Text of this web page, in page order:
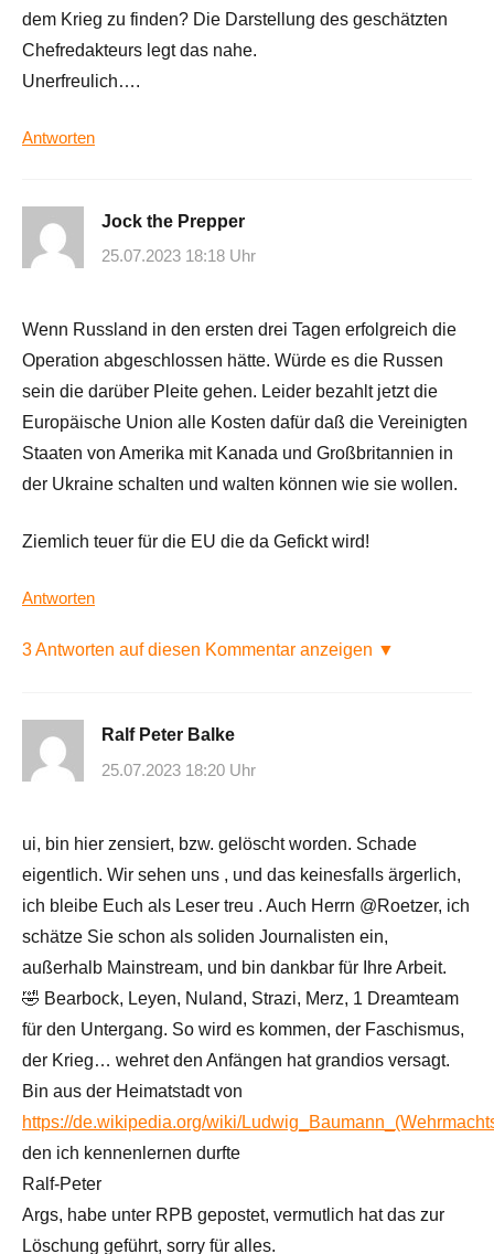
dem Krieg zu finden? Die Darstellung des geschätzten
Chefredakteurs legt das nahe.
Unerfreulich….
Antworten
Jock the Prepper
25.07.2023 18:18 Uhr
Wenn Russland in den ersten drei Tagen erfolgreich die
Operation abgeschlossen hätte. Würde es die Russen
sein die darüber Pleite gehen. Leider bezahlt jetzt die
Europäische Union alle Kosten dafür daß die Vereinigten
Staaten von Amerika mit Kanada und Großbritannien in
der Ukraine schalten und walten können wie sie wollen.
Ziemlich teuer für die EU die da Gefickt wird!
Antworten
3 Antworten auf diesen Kommentar anzeigen ▼
Ralf Peter Balke
25.07.2023 18:20 Uhr
ui, bin hier zensiert, bzw. gelöscht worden. Schade
eigentlich. Wir sehen uns , und das keinesfalls ärgerlich,
ich bleibe Euch als Leser treu . Auch Herrn @Roetzer, ich
schätze Sie schon als soliden Journalisten ein,
außerhalb Mainstream, und bin dankbar für Ihre Arbeit.
🤣 Bearbock, Leyen, Nuland, Strazi, Merz, 1 Dreamteam
für den Untergang. So wird es kommen, der Faschismus,
der Krieg… wehret den Anfängen hat grandios versagt.
Bin aus der Heimatstadt von
https://de.wikipedia.org/wiki/
den ich kennenlernen durfte
Ralf-Peter
Args, habe unter RPB gepostet, vermutlich hat das zur
Löschung geführt, sorry für alles.